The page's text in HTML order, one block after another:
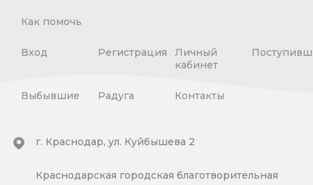
Как помочь
Вход Регистрация
Личный
кабинет
Выбывшие Радуга Контакты
г. Краснодар, ул. Куйбышева 2
Краснодарская городская благотворительная